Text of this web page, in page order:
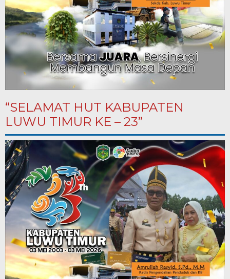
“SELAMAT HUT KABUPATEN
LUWU TIMUR KE – 23”